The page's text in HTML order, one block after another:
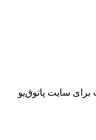
برای سایت پاتوق‌یو